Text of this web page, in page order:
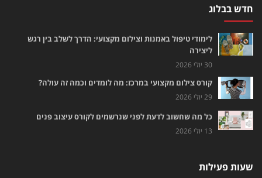
חדש בבלוג
לימודי טיפול באמנות וצילום מקצועי: הדרך לשלב בין רגש
ליצירה
30 יולי 2026
קורס צילום מקצועי במרכז: מה לומדים וכמה זה עולה?
29 יולי 2026
כל מה שחשוב לדעת לפני שנרשמים לקורס עיצוב פנים
13 יולי 2026
שעות פעילות